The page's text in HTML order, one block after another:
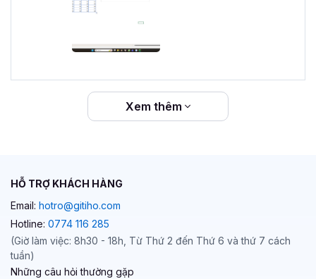
Xem thêm
HỖ TRỢ KHÁCH HÀNG
Email: hotro@gitiho.com
Hotline: 0774 116 285
(Giờ làm việc: 8h30 - 18h, Từ Thứ 2 đến Thứ 6 và thứ 7 cách
tuần)
Những câu hỏi thường gặp